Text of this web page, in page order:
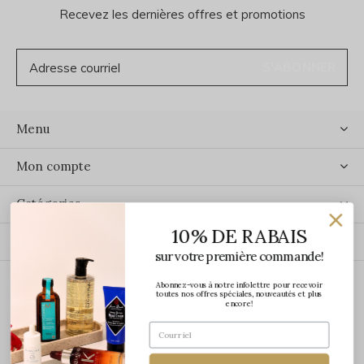
Recevez les dernières offres et promotions
Menu
Mon compte
Catégories
ÉCRIVEZ-NOUS
10% DE RABAIS
sur votre première commande!
Abonnez-vous à notre infolettre pour recevoir
toutes nos offres spéciales, nouveautés et plus
encore!